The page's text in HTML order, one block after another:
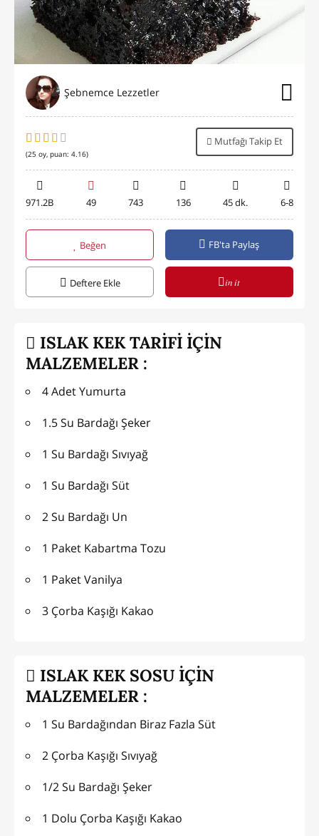
Şebnemce Lezzetler
(25 oy, puan: 4.16)
Mutfağı Takip Et
971.2B 49 743 136 45 dk. 6-8
Beğen FB'ta Paylaş
Deftere Ekle in it
ISLAK KEK TARİFİ İÇİN
MALZEMELER :
4 Adet Yumurta
1.5 Su Bardağı Şeker
1 Su Bardağı Sıvıyağ
1 Su Bardağı Süt
2 Su Bardağı Un
1 Paket Kabartma Tozu
1 Paket Vanilya
3 Çorba Kaşığı Kakao
ISLAK KEK SOSU İÇİN
MALZEMELER :
1 Su Bardağından Biraz Fazla Süt
2 Çorba Kaşığı Sıvıyağ
1/2 Su Bardağı Şeker
1 Dolu Çorba Kaşığı Kakao